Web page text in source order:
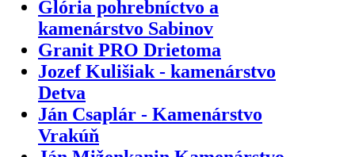
Glória pohrebníctvo a
kamenárstvo Sabinov
Granit PRO Drietoma
Jozef Kulišiak - kamenárstvo
Detva
Ján Csaplár - Kamenárstvo
Vrakúň